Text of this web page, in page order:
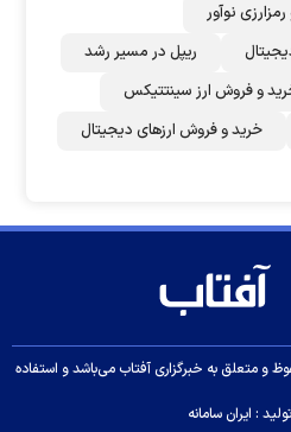
نوآور
ریپل در مسیر رشد
و فروش ارز سینتتیکس
خرید و فروش ارزهای دیجیتال
متعلق به خبرگزاری آفتاب می‌باشد و استفاده
: ایران سامانه